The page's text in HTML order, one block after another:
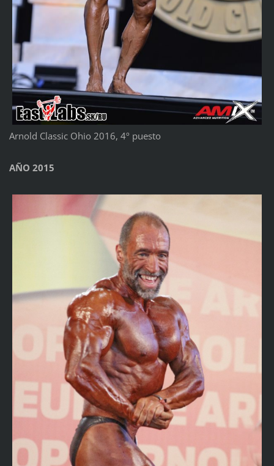
Arnold Classic Ohio 2016, 4º puesto
AÑO 2015